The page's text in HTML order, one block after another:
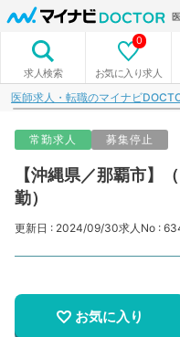
求人検索 お気に入り求人
0
医師求人・転職のマイナビ
常勤求人 募集停止
【沖縄県／那覇市】
勤）
更新日 : 2024/09/30求人No :
お気に入り